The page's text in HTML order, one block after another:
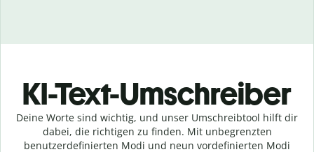
KI-Text-Umschreiber
Deine Worte sind wichtig, und unser Umschreibtool hilft dir
dabei, die richtigen zu finden. Mit unbegrenzten
benutzerdefinierten Modi und neun vordefinierten Modi